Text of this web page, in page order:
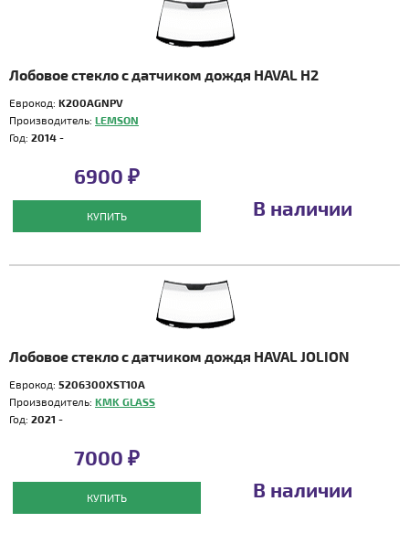
Лобовое стекло с датчиком дождя HAVAL H2
Еврокод: K200AGNPV
Производитель: LEMSON
Год: 2014 -
6900 ₽
КУПИТЬ В наличии
Лобовое стекло с датчиком дождя HAVAL JOLION
Еврокод: 5206300XST10A
Производитель: KMK GLASS
Год: 2021 -
7000 ₽
КУПИТЬ В наличии